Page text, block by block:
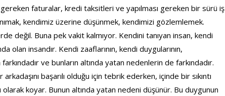
faturalar, kredi taksitleri ve yapılması gereken bir sürü iş
kendimiz üzerine düşünmek, kendimizi gözlemlemek.
değil. Buna pek vakit kalmıyor. Kendini tanıyan insan, kendi
olan insandır. Kendi zaaflarının, kendi duygularının,
farkındadır ve bunların altında yatan nedenlerin de farkındadır.
başarılı olduğu için tebrik ederken, içinde bir sıkıntı
koyar. Bunun altında yatan nedeni düşünür. Bu duygunun